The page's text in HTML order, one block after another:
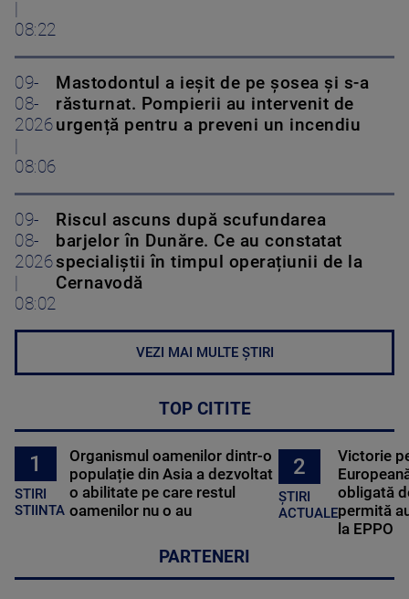
08:22
09-
08-
2026
08:06
Mastodontul a ieșit de pe șosea și s-a
răsturnat. Pompierii au intervenit de
urgență pentru a preveni un incendiu
09-
08-
2026
08:02
Riscul ascuns după scufundarea
barjelor în Dunăre. Ce au constatat
specialiștii în timpul operațiunii de la
Cernavodă
VEZI MAI MULTE ȘTIRI
TOP CITITE
1
STIRI
STIINTA
Organismul oamenilor dintr-o
populație din Asia a dezvoltat
o abilitate pe care restul
oamenilor nu o au
2
ȘTIRI
ACTUALE
Victorie
obligată
permită
la EPPO
PARTENERI